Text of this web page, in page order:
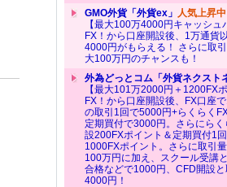
GMO外貨「外貨ex」 人気上昇中
【最大100万4000円キャッシュ
FX！から口座開設後、1万通貨
4000円がもらえる！ さらに取
大100万円のチャンスも！
外為どっとコム「外貨ネクスト
【最大101万2000円＋1200FX
FX！から口座開設後、FX口座
の取引1回で5000円+らくらく
定期買付で3000円。さらにらく
設200FXポイント＆定期買付1
1000FXポイント。さらに取引
100万円に加え、スクール受講
合格などで1000円、CFD開設
4000円！